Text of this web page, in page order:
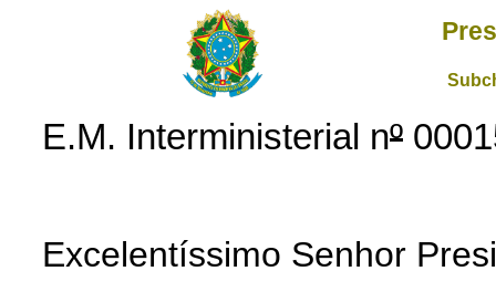
E.M. Interministerial nº
Excelentíssimo Senhor